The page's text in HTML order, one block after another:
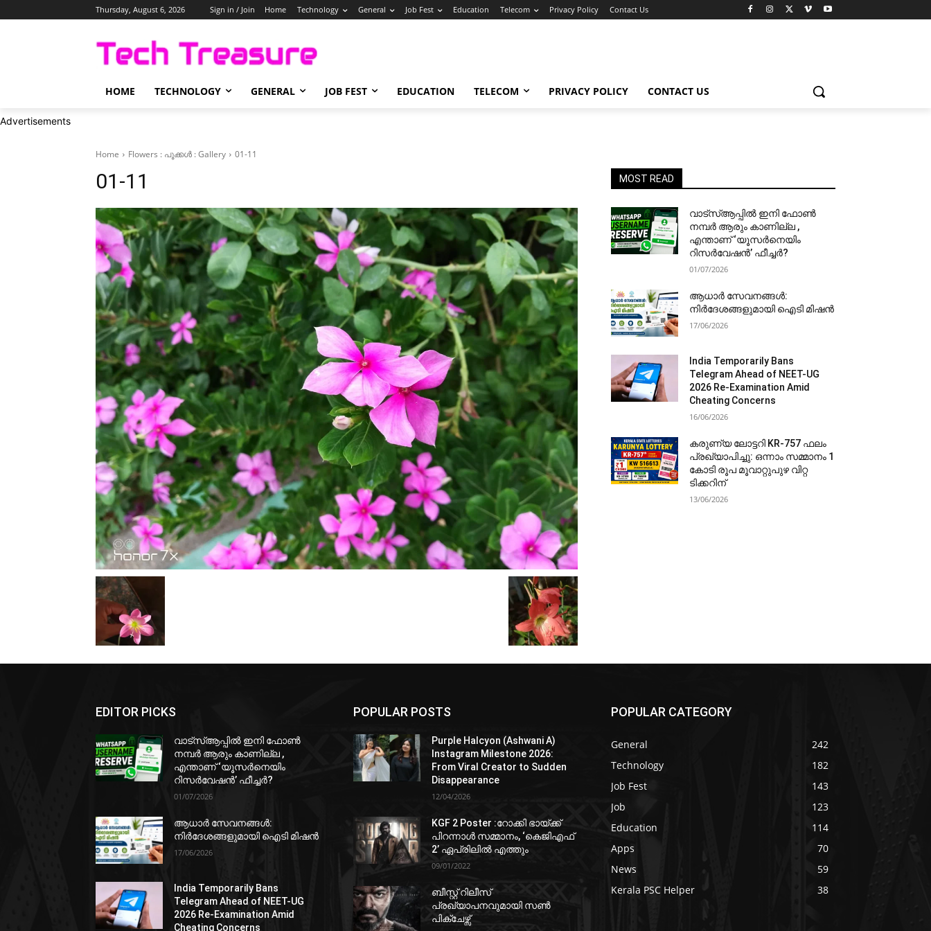
Thursday, August 6, 2026 Sign in / Join Home Technology General Job Fest Education Telecom Privacy Policy Contact Us
HOME TECHNOLOGY GENERAL JOB FEST EDUCATION TELECOM PRIVACY POLICY CONTACT US
Advertisements
Home Flowers : പൂക്കള്‍ : Gallery 01-11
01-11 MOST READ
വാട്‌സ്ആപ്പിൽ ഇനി ഫോൺ
നമ്പർ ആരും കാണില്ല ,
എന്താണ് ‘യൂസർനെയിം
റിസർവേഷൻ’ ഫീച്ചർ?
01/07/2026
ആധാർ സേവനങ്ങൾ:
നിർദേശങ്ങളുമായി ഐടി മിഷൻ
17/06/2026
India Temporarily Bans
Telegram Ahead of NEET-UG
2026 Re-Examination Amid
Cheating Concerns
16/06/2026
കരുണ്യ ലോട്ടറി KR-757 ഫലം
പ്രഖ്യാപിച്ചു: ഒന്നാം സമ്മാനം 1
കോടി രൂപ മൂവാറ്റുപുഴ വിറ്റ
ടിക്കറിന്
13/06/2026
EDITOR PICKS
വാട്‌സ്ആപ്പിൽ ഇനി ഫോൺ
നമ്പർ ആരും കാണില്ല ,
എന്താണ് ‘യൂസർനെയിം
റിസർവേഷൻ’ ഫീച്ചർ?
01/07/2026
ആധാർ സേവനങ്ങൾ:
നിർദേശങ്ങളുമായി ഐടി മിഷൻ
17/06/2026
India Temporarily Bans
Telegram Ahead of NEET-UG
2026 Re-Examination Amid
Cheating Concerns
POPULAR POSTS
Purple Halcyon (Ashwani A)
Instagram Milestone 2026:
From Viral Creator to Sudden
Disappearance
12/04/2026
KGF 2 Poster :റോക്കി ഭായ്ക്ക്
പിറന്നാൾ സമ്മാനം, ‘കെജിഎഫ്
2’ ഏപ്രിലിൽ എത്തും
09/01/2022
ബീസ്റ്റ് റിലീസ്
പ്രഖ്യാപനവുമായി സണ്‍
പിക്ചേഴ്സ്
POPULAR CATEGORY
General
242
Technology
182
Job Fest
143
Job
123
Education
114
Apps
70
News
59
Kerala PSC Helper
38